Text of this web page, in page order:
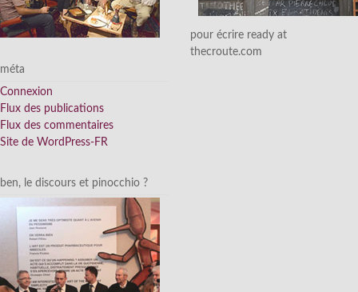
méta
Connexion
Flux des publications
Flux des commentaires
Site de WordPress-FR
ben, le discours et pinocchio ?
pour écrire ready at
thecroute.com